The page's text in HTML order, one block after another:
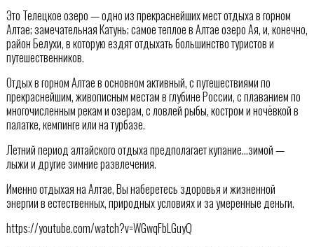
Это Телецкое озеро — одно из прекраснейших мест отдыха в горном
Алтае; замечательная Катунь; самое теплое в Алтае озеро Ая, и, конечно,
район Белухи, в которую ездят отдыхать большинство туристов и
путешественников.
Отдых в горном Алтае в основном активный, с путешествиями по
прекраснейшим, живописным местам в глубине России, с плаванием по
многочисленным рекам и озерам, с ловлей рыбы, костром и ночёвкой в
палатке, кемпинге или на турбазе.
Летний период алтайского отдыха предполагает купание…зимой —
лыжи и другие зимние развлечения.
Именно отдыхая на Алтае, Вы наберетесь здоровья и жизненной
энергии в естественных, природных условиях и за умеренные деньги.
https://youtube.com/watch?v=WGwqFbLGuyQ